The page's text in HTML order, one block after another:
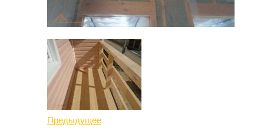
Предыдущее